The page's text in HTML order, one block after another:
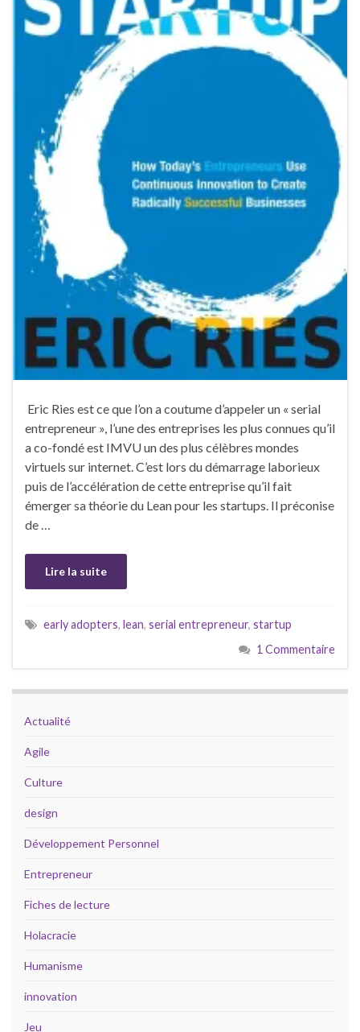
Eric Ries est ce que l’on a coutume d’appeler un « serial
entrepreneur », l’une des entreprises les plus connues qu’il
a co-fondé est IMVU un des plus célèbres mondes
virtuels sur internet. C’est lors du démarrage laborieux
puis de l’accélération de cette entreprise qu’il fait
émerger sa théorie du Lean pour les startups. Il préconise
de …
Lire la suite
early adopters, lean, serial entrepreneur, startup
1 Commentaire
Actualité
Agile
Culture
design
Développement Personnel
Entrepreneur
Fiches de lecture
Holacracie
Humanisme
innovation
Jeu